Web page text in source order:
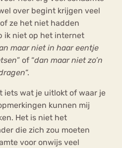
over begint krijgen veel
ze het niet hadden
ik niet op het internet
maar niet in haar eentje
” of “dan maar niet zo’n
“.
iets wat je uitlokt of waar je
kunnen mij
Het is niet het
die zich zou moeten
voor onwijs veel